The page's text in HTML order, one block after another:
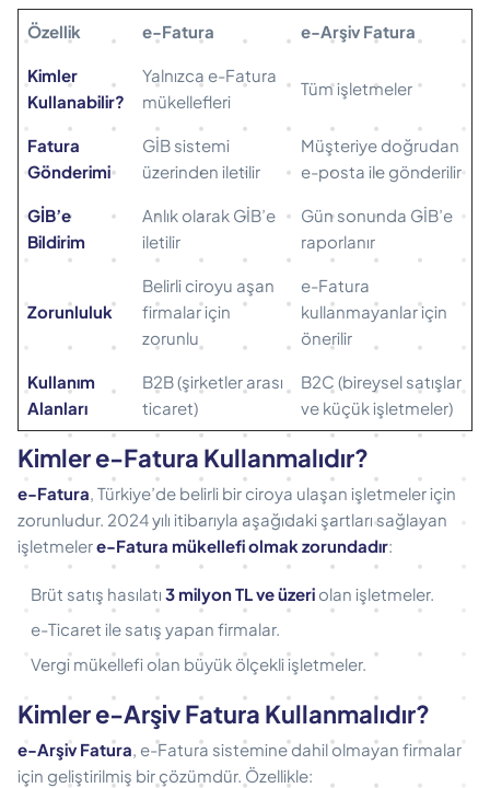
Özellik e-Fatura e-Arşiv Fatura
Kimler
Kullanabilir?
Yalnızca e-Fatura
mükellefleri
Tüm işletmeler
Fatura
Gönderimi
GİB sistemi
üzerinden iletilir
Müşteriye doğrudan
e-posta ile gönderilir
GİB’e
Bildirim
Anlık olarak GİB’e
iletilir
Gün sonunda GİB’e
raporlanır
Zorunluluk
Belirli ciroyu aşan
firmalar için
zorunlu
e-Fatura
kullanmayanlar için
önerilir
Kullanım
Alanları
B2B (şirketler arası
ticaret)
B2C (bireysel satışlar
ve küçük işletmeler)
Kimler e-Fatura Kullanmalıdır?
e-Fatura, Türkiye’de belirli bir ciroya ulaşan işletmeler için
zorunludur. 2024 yılı itibarıyla aşağıdaki şartları sağlayan
işletmelere-Fatura mükellefi olmak zorundadır:
Brüt satış hasılatı 3 milyon TL ve üzeri olan işletmeler.
e-Ticaret ile satış yapan firmalar.
Vergi mükellefi olan büyük ölçekli işletmeler.
Kimler e-Arşiv Fatura Kullanmalıdır?
e-Arşiv Fatura, e-Fatura sistemine dahil olmayan firmalar
için geliştirilmiş bir çözümdür. Özellikle: